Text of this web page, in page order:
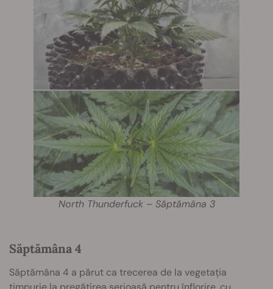
North Thunderfuck – Săptămâna 3
Săptămâna 4
Săptămâna 4 a părut ca trecerea de la vegetația